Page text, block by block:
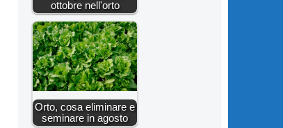
ottobre nell'orto
Orto, cosa eliminare e
seminare in agosto